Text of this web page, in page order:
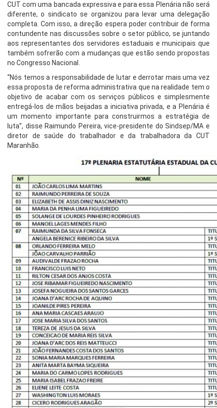
CUT com uma bancada expressiva e para essa Plenária não será
diferente, o sindicato se organizou para levar uma delegação
completa. Com isso, a direção espera poder contribuir de forma
contundente nas discussões sobre o setor público, se juntando
aos representantes dos servidores estaduais e municipais que
também sofrerão com a mudanças que estão sendo propostas
no Congresso Nacional.
“Nós temos a responsabilidade de lutar e derrotar mais uma vez
essa proposta de reforma administrativa que na realidade tem o
objetivo de acabar com os serviços públicos e simplesmente
entregá-los de mãos beijadas a iniciativa privada, e a Plenária é
um momento importante para construirmos a estratégia de
luta”, disse Raimundo Pereira, vice-presidente do Sindsep/MA e
diretor de saúde do trabalhador e da trabalhadora da CUT
Maranhão.